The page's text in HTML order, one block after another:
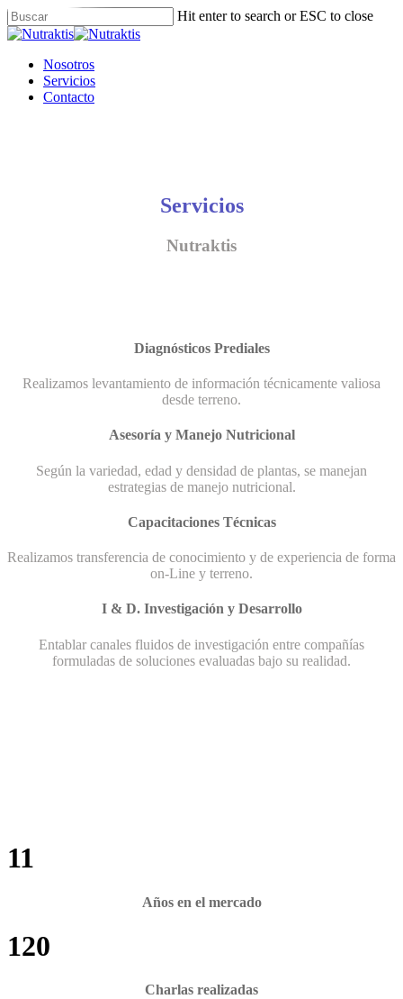
Skip
to
content
Hit enter to search or ESC to close
Close
Menu
Nosotros
Servicios
Contacto
Servicios
Nutraktis
Diagnósticos Prediales
Realizamos levantamiento de información técnicamente valiosa
desde terreno.
Asesoría y Manejo Nutricional
Según la variedad, edad y densidad de plantas, se manejan
estrategias de manejo nutricional.
Capacitaciones Técnicas
Realizamos transferencia de conocimiento y de experiencia de forma
on-Line y terreno.
I & D. Investigación y Desarrollo
Entablar canales fluidos de investigación entre compañías
formuladas de soluciones evaluadas bajo su realidad.
11
Años en el mercado
120
Charlas realizadas